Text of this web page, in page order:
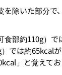
を除いた部分で
食部約110g）で
では約65kcal
」と覚えてお